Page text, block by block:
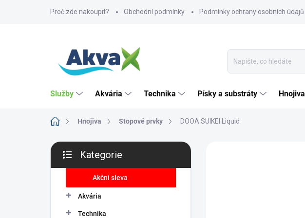
Proč zde nakoupit? Obchodní podmínky Podmínky ochrany osobních údajů
Služby Akvária Technika Písky a substráty Hnojiva
Domů Hnojiva Stopové prvky DOOA SUIKEI Liquid
P
s
kategorie
Kategorie
Akční sleva
Akvária
Technika